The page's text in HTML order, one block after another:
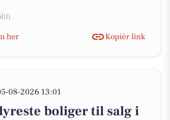
her
Kopiér link
08-2026 13:01
boliger til salg i